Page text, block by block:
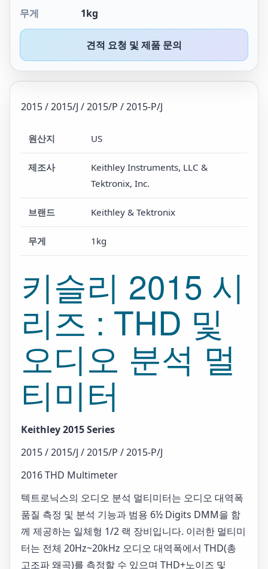
무게
1kg
견적 요청 및 제품 문의
2015 / 2015/J / 2015/P / 2015-P/J
원산지 US
제조사
Keithley Instruments, LLC &
Tektronix, Inc.
브랜드 Keithley & Tektronix
무게 1kg
키슬리 2015 시
리즈 : THD 및
오디오 분석 멀
티미터
Keithley 2015 Series
2015 / 2015/J / 2015/P / 2015-P/J
2016 THD Multimeter
텍트로닉스의 오디오 분석 멀티미터는 오디오 대역폭
품질 측정 및 분석 기능과 범용 6½ Digits DMM을 함
께 제공하는 일체형 1/2 랙 장비입니다. 이러한 멀티미
터는 전체 20Hz~20kHz 오디오 대역폭에서 THD(총
고조파 왜곡)를 측정할 수 있으며 THD+노이즈 및